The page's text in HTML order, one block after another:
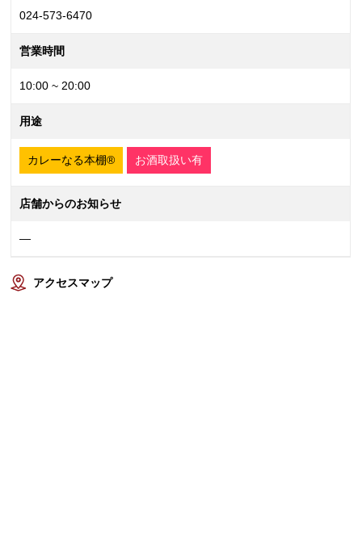
024-573-6470
営業時間
10:00 ~ 20:00
用途
カレーなる本棚® お酒取扱い有
店舗からのお知らせ
—
アクセスマップ